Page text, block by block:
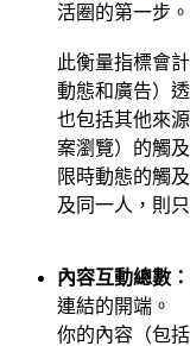
活圈的第一步。
此衡量指標會
動態和廣告）
也包括其他來
案瀏覽）的觸
限時動態的觸
及同一人，則
內容互動總數：
連結的開端。
你的內容（包